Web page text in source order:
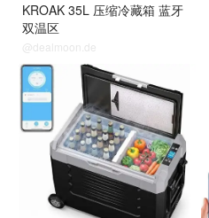
KROAK 35L 压缩冷藏箱 蓝牙
双温区
@dealmoon.de